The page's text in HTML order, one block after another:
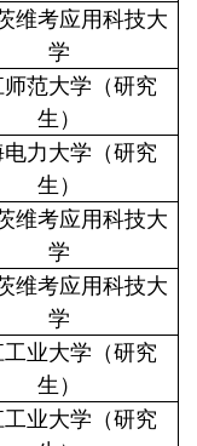
维考应用科技大
学
范大学（研究
生）
力大学（研究
生）
维考应用科技大
学
维考应用科技大
学
业大学（研究
生）
业大学（研究